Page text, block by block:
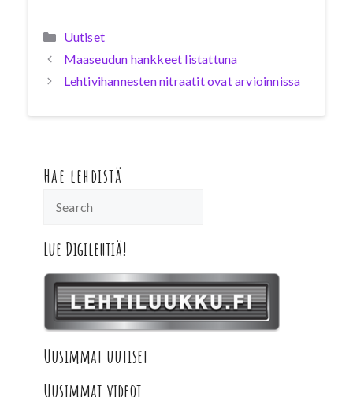
Kategoriat
Uutiset
Maaseudun hankkeet listattuna
Lehtivihannesten nitraatit ovat arvioinnissa
Hae lehdistä
Lue Digilehtiä!
Uusimmat uutiset
Uusimmat videot